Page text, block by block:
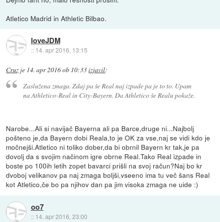
Atletico Madrid in Athletic Bilbao.
loveJDM
:: 14. apr 2016, 13:15
Cruz je 14. apr 2016 ob 10:33izjavil:
Zaslužena zmaga. Zdaj pa še Real naj izpade pa je to to. Upam
na Athletico-Real in City-Bayern. Da Athletico še Realu pokaže.
Narobe...Ali si navijač Bayerna ali pa Barce,druge ni...Najbolj
pošteno je,da Bayern dobi Reala,to je OK za vse,naj se vidi kdo je
močnejši.Atletico ni toliko dober,da bi obrnil Bayern kr tak,je pa
dovolj da s svojim načinom igre obrne Real.Tako Real izpade in
boste po 100ih letih zopet bavarci prišli na svoj račun?Naj bo kr
dvoboj velikanov pa naj zmaga boljši,vseeno ima tu več šans Real
kot Atletico,če bo pa njihov dan pa jim visoka zmaga ne uide :)
oo7
:: 14. apr 2016, 23:00